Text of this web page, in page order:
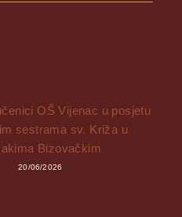
OŠ Vijenac u posjetu
sestrama sv. Križa u
Bizovačkim
20/06/2026